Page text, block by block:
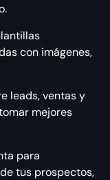
con imágenes,
leads, ventas y
mejores
para
tus prospectos,